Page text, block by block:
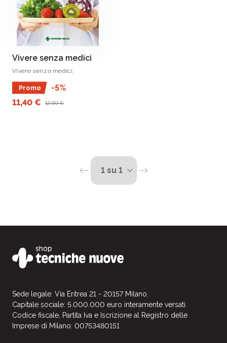
Vivere senza medici
Vivere senza medici.
Promo
-5%
11,40 €
12,00 €
Sede legale: Via Eritrea 21 - 20157 Milano.
Capitale sociale: 5.000.000 euro interamente versati.
Codice fiscale, Partita Iva e Iscrizione al Registro delle
Imprese di Milano: 00753480151